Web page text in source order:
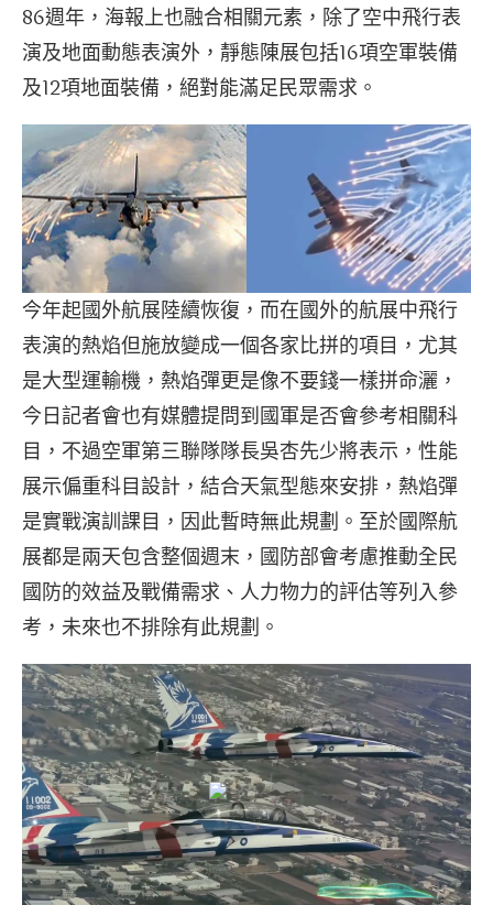
86週年，海報上也融合相關元素，除了空中飛行表
演及地面動態表演外，靜態陳展包括16項空軍裝備
及12項地面裝備，絕對能滿足民眾需求。
今年起國外航展陸續恢復，而在國外的航展中飛行
表演的熱焰但施放變成一個各家比拼的項目，尤其
是大型運輸機，熱焰彈更是像不要錢一樣拼命灑，
今日記者會也有媒體提問到國軍是否會參考相關科
目，不過空軍第三聯隊隊長吳杏先少將表示，性能
展示偏重科目設計，結合天氣型態來安排，熱焰彈
是實戰演訓課目，因此暫時無此規劃。至於國際航
展都是兩天包含整個週末，國防部會考慮推動全民
國防的效益及戰備需求、人力物力的評估等列入參
考，未來也不排除有此規劃。